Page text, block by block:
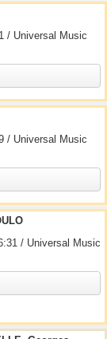
/ Universal Music
/ Universal Music
/ Universal Music